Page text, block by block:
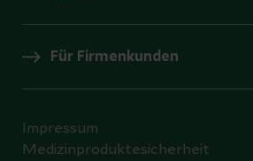
Für Firmenkunden
Impressum
Medizinproduktesicherheit